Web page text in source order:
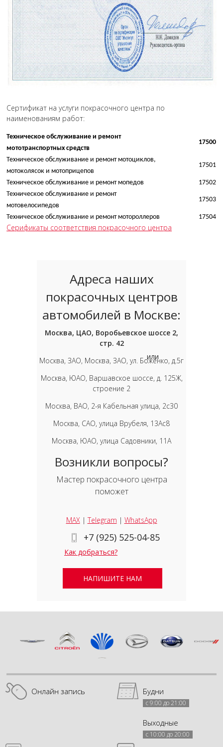
Сертификат на услуги покрасочного центра по
наименованиям работ:
Техническое обслуживание и ремонт
мототранспортных средств
17500
Техническое обслуживание и ремонт мотоциклов,
мотоколясок и мотоприцепов
17501
Техническое обслуживание и ремонт мопедов
17502
Техническое обслуживание и ремонт
мотовелосипедов
17503
Техническое обслуживание и ремонт мотороллеров 17504
Серификаты соответствия покрасочного центра
Адреса наших
покрасочных центров
автомобилей в Москве:
Москва, ЦАО, Воробьевское шоссе 2,
стр. 42
Москва, ЗАО, Москва, ЗАО, ул. Боженко, д.5г
Москва, ЮАО, Варшавское шоссе, д. 125Ж,
строение 2
Москва, ВАО, 2-я Кабельная улица, 2с30
Москва, САО, улица Врубеля, 13Ас8
Москва, ЮАО, улица Садовники, 11А
Возникли вопросы?
Мастер покрасочного центра
поможет
MAX|Telegram | WhatsApp
+7 (925) 525-04-85
Как добраться?
или
НАПИШИТЕ НАМ
Онлайн запись Будни
с 9:00 до 21:00
Выходные
с 10:00 до 20:00